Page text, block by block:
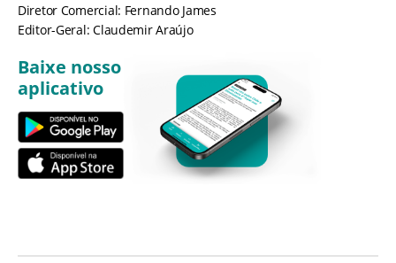
Diretor Comercial: Fernando James
Editor-Geral: Claudemir Araújo
Baixe nosso
aplicativo